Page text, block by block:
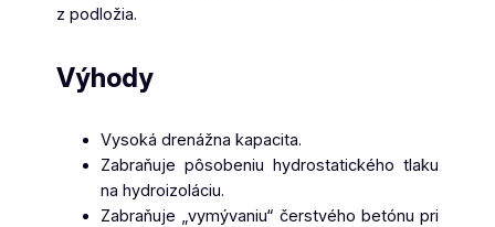
z podložia.
Výhody
Vysoká drenážna kapacita.
Zabraňuje pôsobeniu hydrostatického tlaku
na hydroizoláciu.
Zabraňuje „vymývaniu“ čerstvého betónu pri